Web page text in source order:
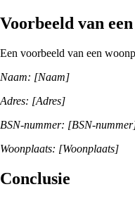
Voorbeeld van
Een voorbeeld van een
Naam: [Naam]
Adres: [Adres]
BSN-nummer: [BSN-
Woonplaats: [Woonplaats]
Conclusie